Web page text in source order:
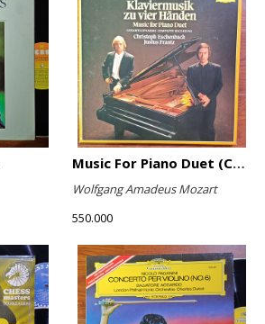
Music For Piano Duet (Complete Recording)
Wolfgang Amadeus Mozart
550.000